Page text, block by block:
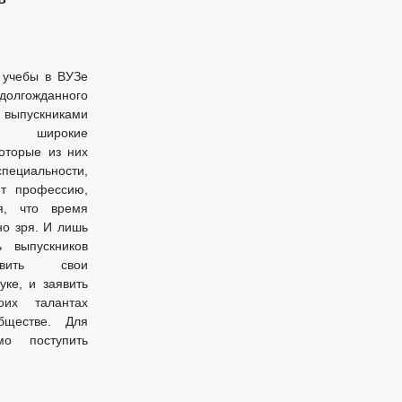
учебы в ВУЗе
широкие
из них
профессию,
что время
зря. И лишь
выпускников
свои
и заявить
талантах
Для
поступить